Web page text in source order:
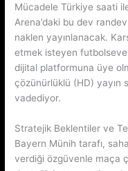
Mücadele Türkiye saati
Arena’daki bu dev
naklen yayınlanacak.
etmek isteyen
dijital platformuna üye
çözünürlüklü (HD) yayın
vadediyor.
Stratejik Beklentiler ve
Bayern Münih tarafı,
verdiği özgüvenle maça